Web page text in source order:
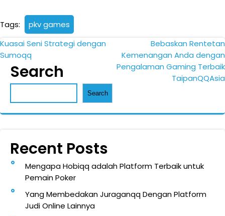
Tags: pkv games
Post
navigation
Kuasai Seni Strategi dengan
Sumoqq
Bebaskan Rentetan
Kemenangan Anda dengan
Pengalaman Gaming Terbaik
TaipanQQAsia
Search
Search
Recent Posts
Mengapa Hobiqq adalah Platform Terbaik untuk
Pemain Poker
Yang Membedakan Juraganqq Dengan Platform
Judi Online Lainnya